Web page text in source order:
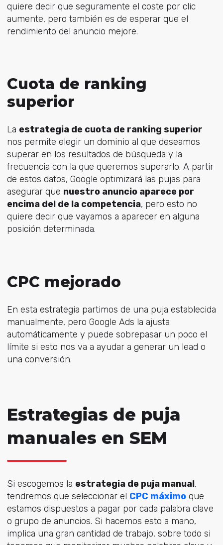
quiere decir que seguramente el coste por clic
aumente, pero también es de esperar que el
rendimiento del anuncio mejore.
Cuota de ranking
superior
La estrategia de cuota de ranking superior
nos permite elegir un dominio al que deseamos
superar en los resultados de búsqueda y la
frecuencia con la que queremos superarlo. A partir
de estos datos, Google optimizará las pujas para
asegurar que nuestro anuncio aparece por
encima del de la competencia, pero esto no
quiere decir que vayamos a aparecer en alguna
posición determinada.
CPC mejorado
En esta estrategia partimos de una puja establecida
manualmente, pero Google Ads la ajusta
automáticamente y puede sobrepasar un poco el
límite si esto nos va a ayudar a generar un lead o
una conversión.
Estrategias de puja
manuales en SEM
Si escogemos la estrategia de puja manual,
tendremos que seleccionar el CPC máximoque
estamos dispuestos a pagar por cada palabra clave
o grupo de anuncios. Si hacemos esto a mano,
implica una gran cantidad de trabajo, sobre todo si